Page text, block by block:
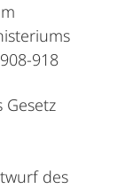
918
Gesetz
des